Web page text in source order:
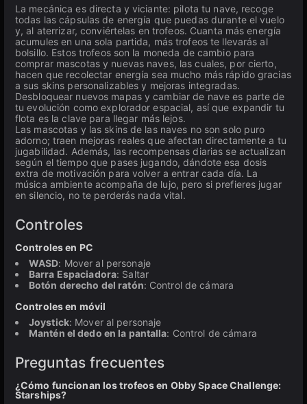
La mecánica es directa y viciante: pilota tu nave, recoge
todas las cápsulas de energía que puedas durante el vuelo
y, al aterrizar, conviértelas en trofeos. Cuanta más energía
acumules en una sola partida, más trofeos te llevarás al
bolsillo. Estos trofeos son la moneda de cambio para
comprar mascotas y nuevas naves, las cuales, por cierto,
hacen que recolectar energía sea mucho más rápido gracias
a sus skins personalizables y mejoras integradas.
Desbloquear nuevos mapas y cambiar de nave es parte de
tu evolución como explorador espacial, así que expandir tu
flota es la clave para llegar más lejos.
Las mascotas y las skins de las naves no son solo puro
adorno; traen mejoras reales que afectan directamente a tu
jugabilidad. Además, las recompensas diarias se actualizan
según el tiempo que pases jugando, dándote esa dosis
extra de motivación para volver a entrar cada día. La
música ambiente acompaña de lujo, pero si prefieres jugar
en silencio, no te perderás nada vital.
Controles
Controles en PC
WASD: Mover al personaje
Barra Espaciadora: Saltar
Botón derecho del ratón: Control de cámara
Controles en móvil
Joystick: Mover al personaje
Mantén el dedo en la pantalla: Control de cámara
Preguntas frecuentes
¿Cómo funcionan los trofeos en Obby Space Challenge:
Starships?